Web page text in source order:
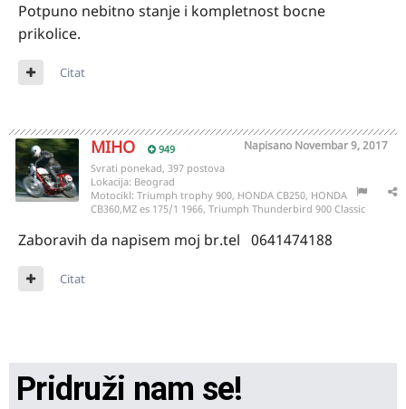
Potpuno nebitno stanje i kompletnost bocne
prikolice.
Citat
MIHO 949 Napisano Novembar 9, 2017
Svrati ponekad, 397 postova
Lokacija: Beograd
Motocikl: Triumph trophy 900, HONDA CB250, HONDA
CB360,MZ es 175/1 1966, Triumph Thunderbird 900 Classic
Zaboravih da napisem moj br.tel 0641474188
Citat
Pridruži nam se!